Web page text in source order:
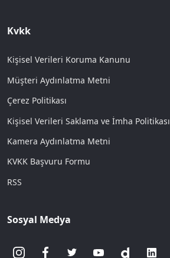
Kvkk
Kişisel Verileri Koruma Kanunu
Müşteri Aydınlatma Metni
Çerez Politikası
Kişisel Verileri Saklama ve İmha Politikası
Kamera Aydınlatma Metni
KVKK Başvuru Formu
RSS
Sosyal Medya